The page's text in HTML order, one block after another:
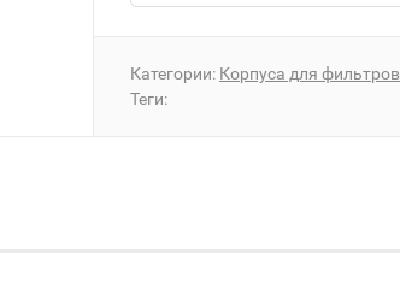
Категории: Корпуса для фильтров
Теги: